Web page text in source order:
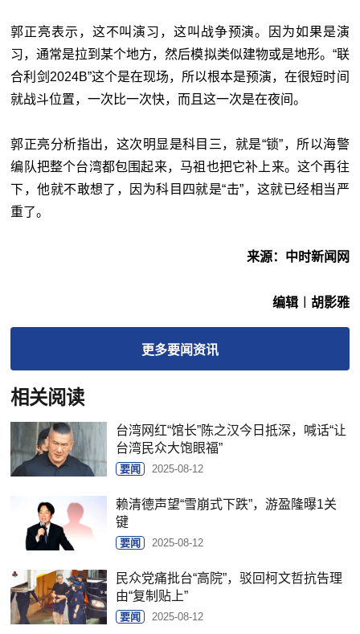
郭正亮表示，这不叫演习，这叫战争预演。因为如果是演
习，通常是拉到某个地方，然后模拟类似建物或是地形。“联
合利剑2024B”这个是在现场，所以根本是预演，在很短时间
就战斗位置，一次比一次快，而且这一次是在夜间。
郭正亮分析指出，这次明显是科目三，就是“锁”，所以海警
编队把整个台湾都包围起来，马祖也把它补上来。这个再往
下，他就不敢想了，因为科目四就是“击”，这就已经相当严
重了。
来源：中时新闻网
编辑︱胡影雅
更多要闻资讯
相关阅读
台湾网红“馆长”陈之汉今日抵深，喊话“让
台湾民众大饱眼福”
要闻 2025-08-12
赖清德声望“雪崩式下跌”，游盈隆曝1关
键
要闻 2025-08-12
民众党痛批台“高院”，驳回柯文哲抗告理
由“复制贴上”
要闻 2025-08-12